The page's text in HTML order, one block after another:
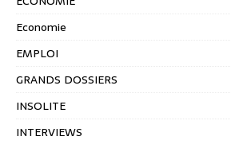
Economie
EMPLOI
GRANDS DOSSIERS
INSOLITE
INTERVIEWS